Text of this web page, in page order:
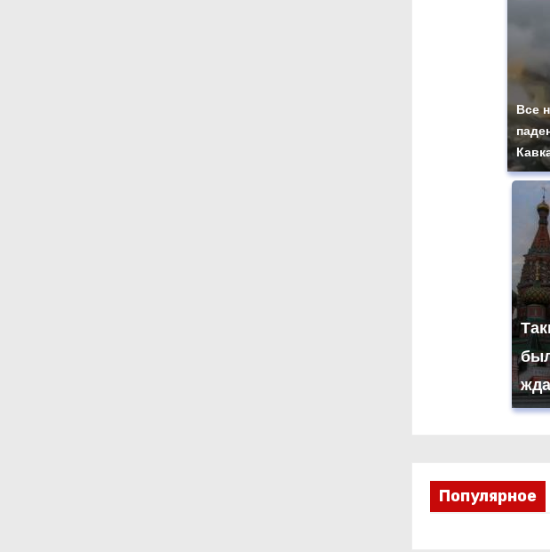
Все
Популярное